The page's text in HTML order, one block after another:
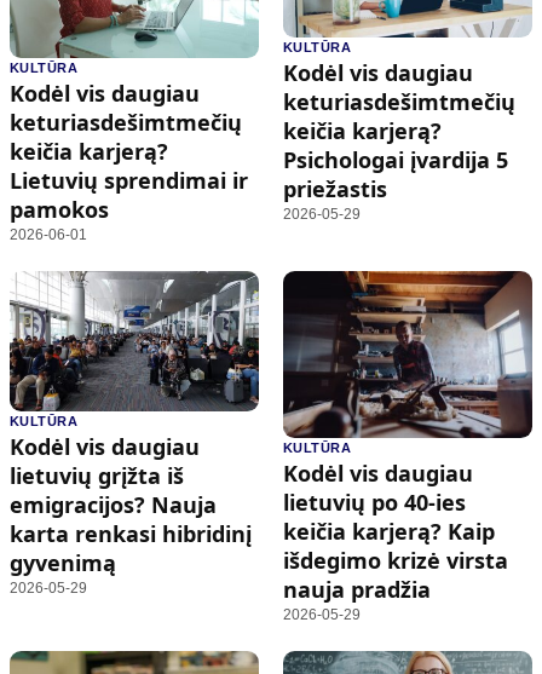
KULTŪRA
Kodėl vis daugiau
keturiasdešimtmečių
keičia karjerą?
Lietuvių sprendimai ir
pamokos
2026-06-01
KULTŪRA
Kodėl vis daugiau
keturiasdešimtmečių
keičia karjerą?
Psichologai įvardija 5
priežastis
2026-05-29
KULTŪRA
Kodėl vis daugiau
lietuvių grįžta iš
emigracijos? Nauja
karta renkasi hibridinį
gyvenimą
2026-05-29
KULTŪRA
Kodėl vis daugiau
lietuvių po 40-ies
keičia karjerą? Kaip
išdegimo krizė virsta
nauja pradžia
2026-05-29